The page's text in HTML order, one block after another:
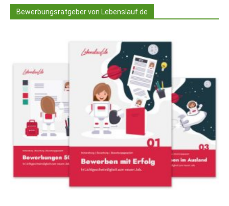
Bewerbungsratgeber von Lebenslauf.de